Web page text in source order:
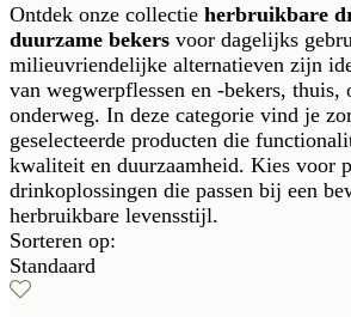
Ontdek onze collectie herbruikbare
duurzame bekers voor dagelijks
milieuvriendelijke alternatieven zijn
van wegwerpflessen en -bekers, thuis,
onderweg. In deze categorie vind je
geselecteerde producten die
kwaliteit en duurzaamheid. Kies voor
drinkoplossingen die passen bij een
herbruikbare levensstijl.
Sorteren op:
Standaard